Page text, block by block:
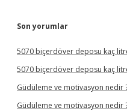
Son yorumlar
5070 biçerdöver deposu kaç
5070 biçerdöver deposu kaç
Güdüleme ve motivasyon nedir
Güdüleme ve motivasyon nedir